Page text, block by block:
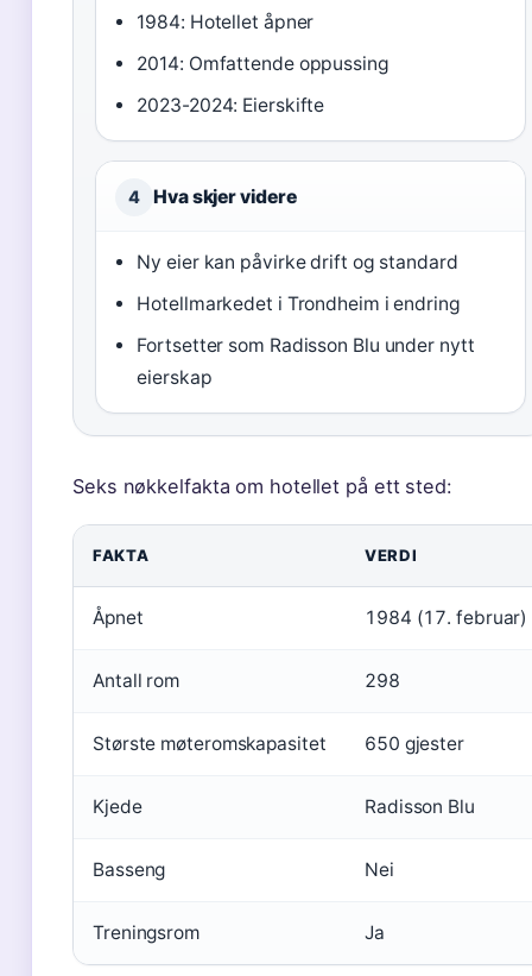
1984: Hotellet åpner
2014: Omfattende oppussing
2023-2024: Eierskifte
4 Hva skjer videre
Ny eier kan påvirke drift og standard
Hotellmarkedet i Trondheim i endring
Fortsetter som Radisson Blu under nytt
eierskap
Seks nøkkelfakta om hotellet på ett sted:
FAKTA VERDI
Åpnet 1984 (17. februar)
Antall rom 298
Største møteromskapasitet 650 gjester
Kjede Radisson Blu
Basseng Nei
Treningsrom Ja